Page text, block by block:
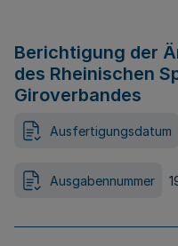
Berichtigung der
des Rheinischen
Giroverbandes
Ausfertigungsdatum
Ausgabennummer